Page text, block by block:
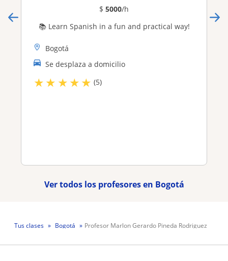
$ 5000/h
📚 Learn Spanish in a fun and practical way!
Bogotá
Se desplaza a domicilio
★★ ★★★ (5)
Ver todos los profesores en Bogotá
Tus clases Bogotá Profesor Marlon Gerardo Pineda Rodriguez